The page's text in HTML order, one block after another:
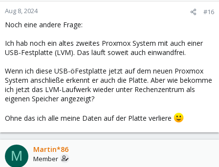
Aug 8, 2024 #16
Noch eine andere Frage:
Ich hab noch ein altes zweites Proxmox System mit auch einer
USB-Festplatte (LVM). Das läuft soweit auch einwandfrei.
Wenn ich diese USB-öFestplatte jetzt auf dem neuen Proxmox
System anschließe erkennt er auch die Platte. Aber wie bekomme
ich jetzt das LVM-Laufwerk wieder unter Rechenzentrum als
eigenen Speicher angezeigt?
Ohne das ich alle meine Daten auf der Platte verliere
M Martin*86
Member